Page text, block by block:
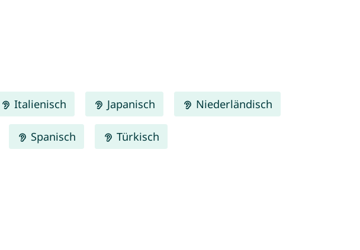
Italienisch Japanisch Niederländisch
Spanisch Türkisch